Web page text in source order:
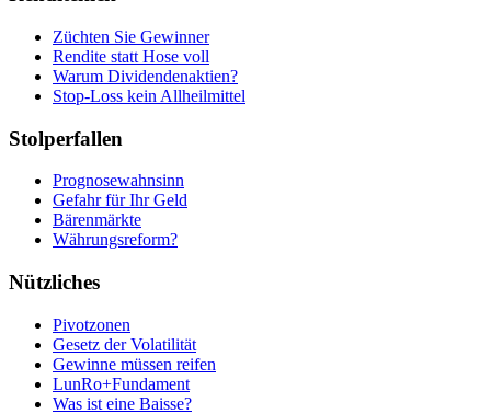
Züchten Sie Gewinner
Rendite statt Hose voll
Warum Dividendenaktien?
Stop-Loss kein Allheilmittel
Stolperfallen
Prognosewahnsinn
Gefahr für Ihr Geld
Bärenmärkte
Währungsreform?
Nützliches
Pivotzonen
Gesetz der Volatilität
Gewinne müssen reifen
LunRo+Fundament
Was ist eine Baisse?